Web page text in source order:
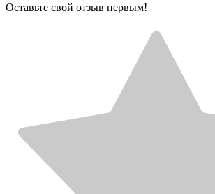
Оставьте свой отзыв первым!